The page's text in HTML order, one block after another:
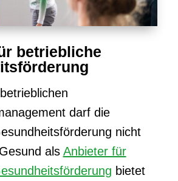
betriebliche
darf die
nicht
als Anbieter für
bietet